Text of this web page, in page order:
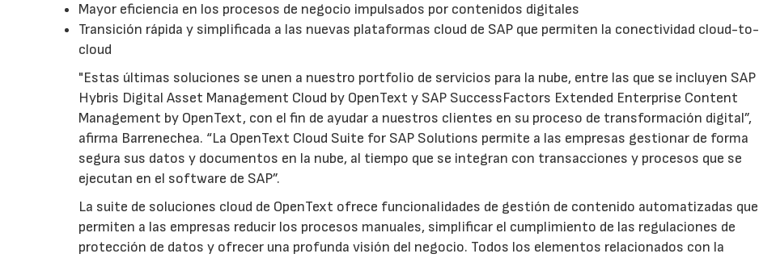
Mayor eficiencia en los procesos de negocio impulsados por contenidos digitales
Transición rápida y simplificada a las nuevas plataformas cloud de SAP que permiten la conectividad cloud-to-
cloud
"Estas últimas soluciones se unen a nuestro portfolio de servicios para la nube, entre las que se incluyen SAP
Hybris Digital Asset Management Cloud by OpenText y SAP SuccessFactors Extended Enterprise Content
Management by OpenText, con el fin de ayudar a nuestros clientes en su proceso de transformación digital”,
afirma Barrenechea. “La OpenText Cloud Suite for SAP Solutions permite a las empresas gestionar de forma
segura sus datos y documentos en la nube, al tiempo que se integran con transacciones y procesos que se
ejecutan en el software de SAP”.
La suite de soluciones cloud de OpenText ofrece funcionalidades de gestión de contenido automatizadas que
permiten a las empresas reducir los procesos manuales, simplificar el cumplimiento de las regulaciones de
protección de datos y ofrecer una profunda visión del negocio. Todos los elementos relacionados con la